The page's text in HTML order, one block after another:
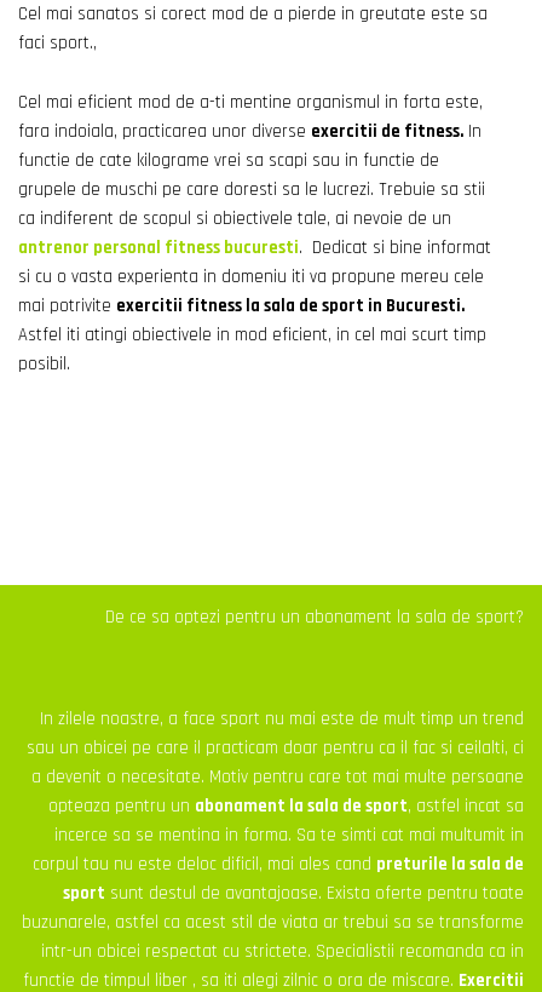
Cel mai sanatos si corect mod de a pierde in greutate este sa
faci sport.,
Cel mai eficient mod de a-ti mentine organismul in forta este,
fara indoiala, practicarea unor diverse exercitii de fitness.In
functie de cate kilograme vrei sa scapi sau in functie de
grupele de muschi pe care doresti sa le lucrezi. Trebuie sa stii
ca indiferent de scopul si obiectivele tale, ai nevoie de un
antrenor personal fitness bucuresti. Dedicat si bine informat
si cu o vasta experienta in domeniu iti va propune mereu cele
mai potrivite exercitii fitness la sala de sport in Bucuresti.
Astfel iti atingi obiectivele in mod eficient, in cel mai scurt timp
posibil.
De ce sa optezi pentru un abonament la sala de sport?
In zilele noastre, a face sport nu mai este de mult timp un trend
sau un obicei pe care il practicam doar pentru ca il fac si ceilalti, ci
a devenit o necesitate. Motiv pentru care tot mai multe persoane
opteaza pentru un abonament la sala de sport, astfel incat sa
incerce sa se mentina in forma. Sa te simti cat mai multumit in
corpul tau nu este deloc dificil, mai ales cand preturile la sala de
sport sunt destul de avantajoase. Exista oferte pentru toate
buzunarele, astfel ca acest stil de viata ar trebui sa se transforme
intr-un obicei respectat cu strictete. Specialistii recomanda ca in
functie de timpul liber , sa iti alegi zilnic o ora de miscare. Exercitii